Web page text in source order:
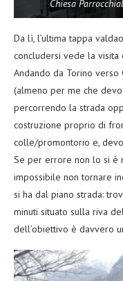
Chiesa
Da lì, l’ultima tappa
concludersi vede la
Andando da Torino
(almeno per me che
percorrendo la strada
costruzione proprio di
colle/promontorio e,
Se per errore non lo si è
impossibile non tornare
si ha dal piano strada:
minuti situato sulla riva
dell’obiettivo è davvero